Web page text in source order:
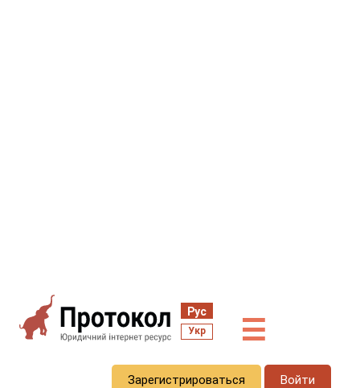
Рус
Укр ☰
Зарегистрироваться Войти